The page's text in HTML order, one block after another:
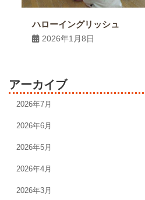
ハローイングリッシュ
2026年1月8日
アーカイブ
2026年7月
2026年6月
2026年5月
2026年4月
2026年3月